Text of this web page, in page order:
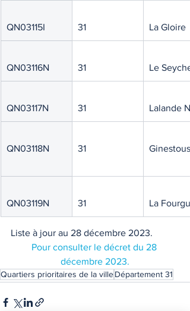
QN03115I 31 La Gloire
QN03116N 31 Le
QN03117N 31 Lalande
QN03118N 31 Ginestous
QN03119N 31 La
Liste à jour au 28 décembre 2023.
Pour consulter le décret du 28
décembre 2023.
Quartiers prioritaires de la villeDépartement 31